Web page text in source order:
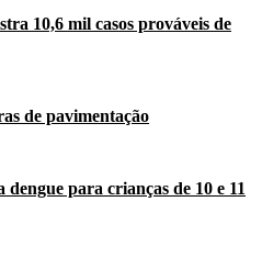
10,6 mil casos prováveis de
de pavimentação
para crianças de 10 e 11